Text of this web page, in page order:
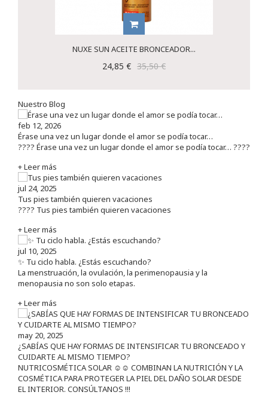
NUXE SUN ACEITE BRONCEADOR...
24,85 € 35,50 €
Nuestro Blog
feb 12, 2026
Érase una vez un lugar donde el amor se podía tocar…
???? Érase una vez un lugar donde el amor se podía tocar… ????
+ Leer más
jul 24, 2025
Tus pies también quieren vacaciones
???? Tus pies también quieren vacaciones
+ Leer más
jul 10, 2025
✨ Tu ciclo habla. ¿Estás escuchando?
La menstruación, la ovulación, la perimenopausia y la
menopausia no son solo etapas.
+ Leer más
may 20, 2025
¿SABÍAS QUE HAY FORMAS DE INTENSIFICAR TU BRONCEADO Y
CUIDARTE AL MISMO TIEMPO?
NUTRICOSMÉTICA SOLAR ☺️☺️ COMBINAN LA NUTRICIÓN Y LA
COSMÉTICA PARA PROTEGER LA PIEL DEL DAÑO SOLAR DESDE
EL INTERIOR. CONSÚLTANOS !!!